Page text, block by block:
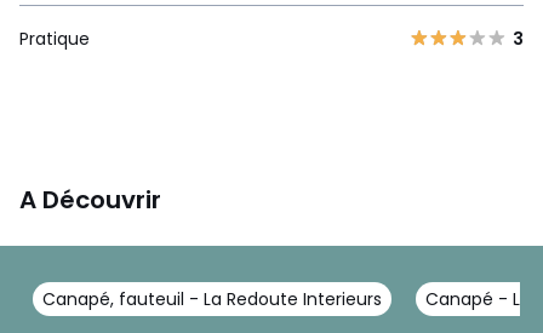
Pratique 3
A Découvrir
Canapé, fauteuil - La Redoute Interieurs Canapé - La